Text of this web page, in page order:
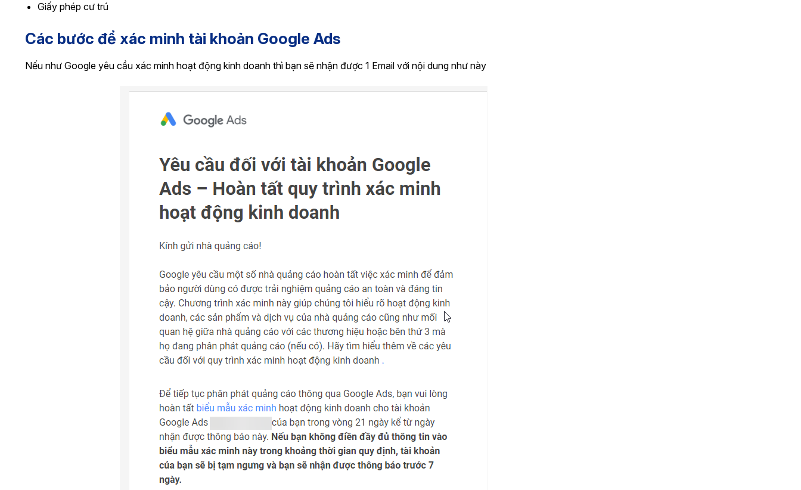
Giấy phép cư trú
Các bước để xác minh tài khoản Google Ads
Nếu như Google yêu cầu xác minh hoạt động kinh doanh thì bạn sẽ nhận được 1 Email với nội dung như này